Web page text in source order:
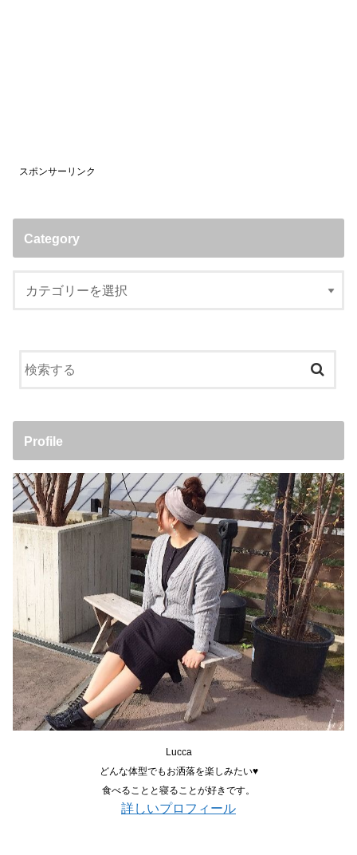
スポンサーリンク
Category
Profile
Lucca
どんな体型でもお洒落を楽しみたい♥
食べることと寝ることが好きです。
詳しいプロフィール